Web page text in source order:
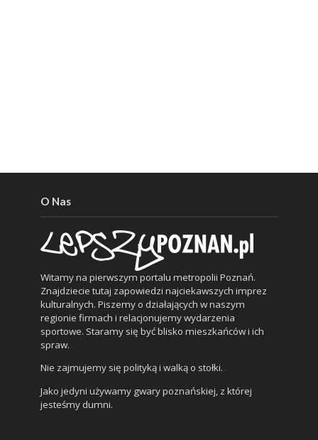
O Nas
Witamy na pierwszym portalu metropolii Poznań.
Znajdziecie tutaj zapowiedzi najciekawszych imprez
kulturalnych. Piszemy o działających w naszym
regionie firmach i relacjonujemy wydarzenia
sportowe. Staramy się być blisko mieszkańców i ich
spraw.
Nie zajmujemy się polityką i walką o stołki.
Jako jedyni używamy gwary poznańskiej, z której
jesteśmy dumni.